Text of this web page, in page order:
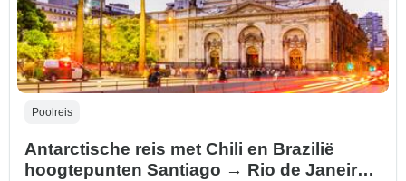
Poolreis
Antarctische reis met Chili en Brazilië
hoogtepunten Santiago → Rio de Janeiro